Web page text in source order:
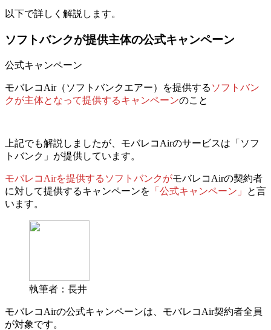
以下で詳しく解説します。
ソフトバンクが提供主体の公式キャンペーン
公式キャンペーン
モバレコAir（ソフトバンクエアー）を提供する ソフトバン
クが主体となって提供するキャンペーンのこと
上記でも解説しましたが、 モバレコAirのサービスは「ソフ
トバンク」が提供しています。
モバレコAirを提供するソフトバンクがモバレコAirの契約者
に対して提供するキャンペーンを 「公式キャンペーン」
と言
います。
執筆者：長井
モバレコAirの公式キャンペーンは、 モバレコAir契約者全員
が対象です。